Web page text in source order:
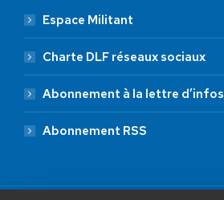
Espace Militant
Charte DLF réseaux sociaux
Abonnement à la lettre d’infos
Abonnement RSS